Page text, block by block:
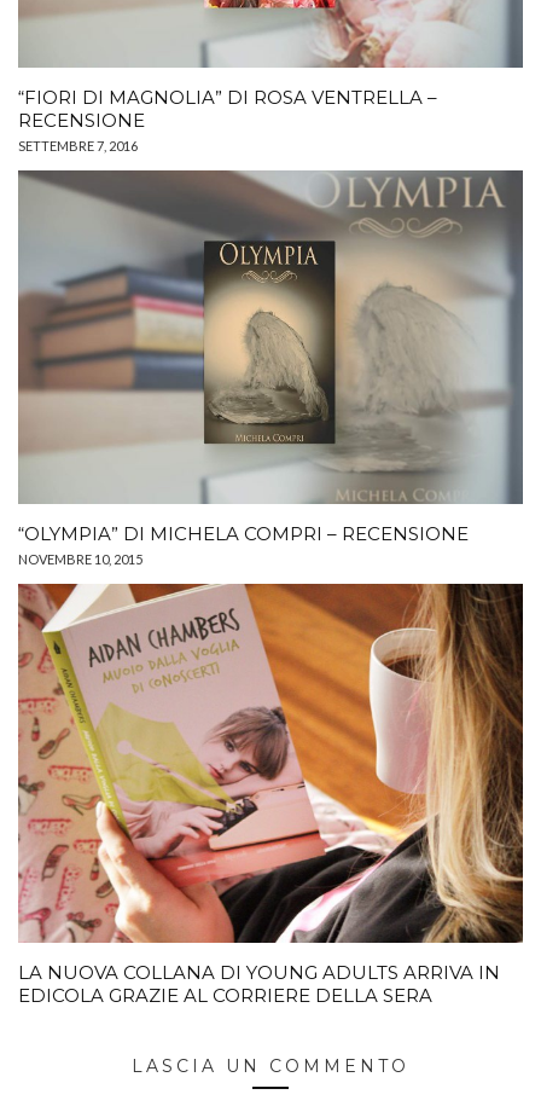
“FIORI DI MAGNOLIA” DI ROSA VENTRELLA –
RECENSIONE
SETTEMBRE 7, 2016
“OLYMPIA” DI MICHELA COMPRI – RECENSIONE
NOVEMBRE 10, 2015
LA NUOVA COLLANA DI YOUNG ADULTS ARRIVA IN
EDICOLA GRAZIE AL CORRIERE DELLA SERA
LASCIA UN COMMENTO